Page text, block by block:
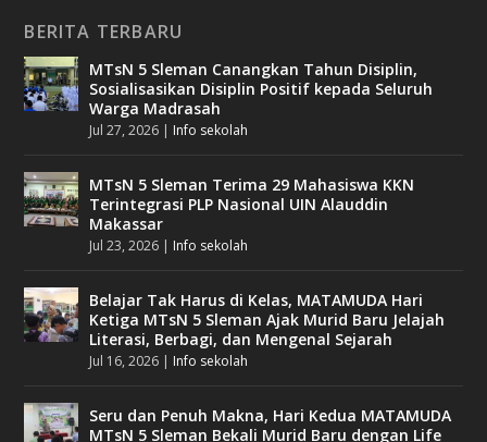
BERITA TERBARU
MTsN 5 Sleman Canangkan Tahun Disiplin,
Sosialisasikan Disiplin Positif kepada Seluruh
Warga Madrasah
Jul 27, 2026 | Info sekolah
MTsN 5 Sleman Terima 29 Mahasiswa KKN
Terintegrasi PLP Nasional UIN Alauddin
Makassar
Jul 23, 2026 | Info sekolah
Belajar Tak Harus di Kelas, MATAMUDA Hari
Ketiga MTsN 5 Sleman Ajak Murid Baru Jelajah
Literasi, Berbagi, dan Mengenal Sejarah
Jul 16, 2026 | Info sekolah
Seru dan Penuh Makna, Hari Kedua MATAMUDA
MTsN 5 Sleman Bekali Murid Baru dengan Life